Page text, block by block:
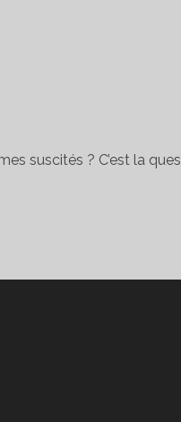
suscités ? C’est la